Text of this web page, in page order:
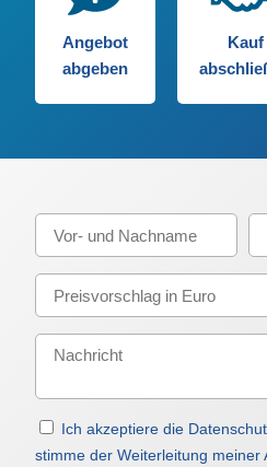
Angebot
abgeben
Kauf
Ich akzeptiere die
stimme der Weiterleitung meiner